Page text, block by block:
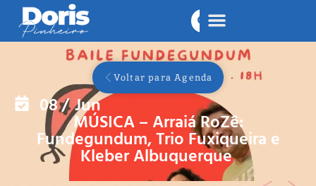
Voltar para Agenda
08/ Jun
MÚSICA – Arraiá RoZê:
Fundegundum, Trio Fuxiqueira e
Kleber Albuquerque